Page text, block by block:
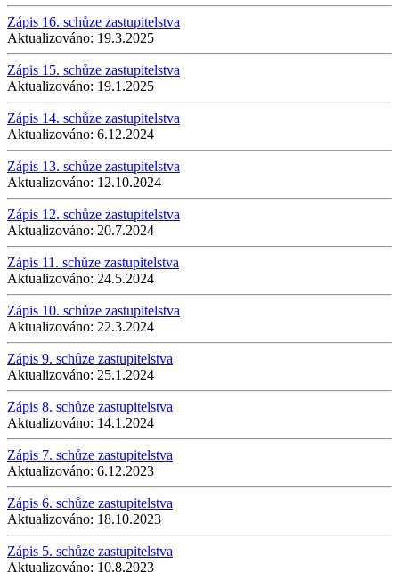
Zápis 16. schůze zastupitelstva
Aktualizováno: 19.3.2025
Zápis 15. schůze zastupitelstva
Aktualizováno: 19.1.2025
Zápis 14. schůze zastupitelstva
Aktualizováno: 6.12.2024
Zápis 13. schůze zastupitelstva
Aktualizováno: 12.10.2024
Zápis 12. schůze zastupitelstva
Aktualizováno: 20.7.2024
Zápis 11. schůze zastupitelstva
Aktualizováno: 24.5.2024
Zápis 10. schůze zastupitelstva
Aktualizováno: 22.3.2024
Zápis 9. schůze zastupitelstva
Aktualizováno: 25.1.2024
Zápis 8. schůze zastupitelstva
Aktualizováno: 14.1.2024
Zápis 7. schůze zastupitelstva
Aktualizováno: 6.12.2023
Zápis 6. schůze zastupitelstva
Aktualizováno: 18.10.2023
Zápis 5. schůze zastupitelstva
Aktualizováno: 10.8.2023